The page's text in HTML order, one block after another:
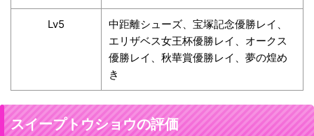
Lv5
中距離シューズ、宝塚記念優勝レイ、
エリザベス女王杯優勝レイ、オークス
優勝レイ、秋華賞優勝レイ、夢の煌め
き
スイープトウショウの評価